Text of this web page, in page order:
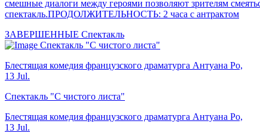
смешные диалоги между героями позволяют зрителям
спектакль.ПРОДОЛЖИТЕЛЬНОСТЬ: 2 часа с антрактом
ЗАВЕРШЕННЫЕ Спектакль
Спектакль "С чистого листа"
Блестящая комедия французского драматурга Антуана Ро,
13 Jul.
Спектакль "С чистого листа"
Блестящая комедия французского драматурга Антуана Ро,
13 Jul.